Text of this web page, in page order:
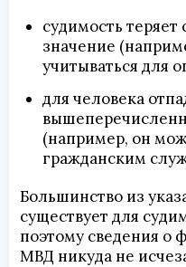
судимость теряет
значение
учитываться для
для человека
(например, он
гражданским
Большинство из
существует для
поэтому сведения о
МВД никуда не